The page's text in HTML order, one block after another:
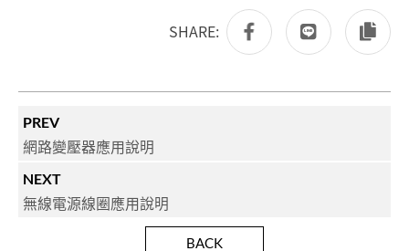
SHARE:
PREV
網路變壓器應用說明
NEXT
無線電源線圈應用說明
BACK